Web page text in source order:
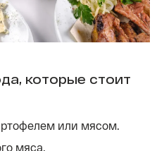
которые стоит
или мясом.
мяса.